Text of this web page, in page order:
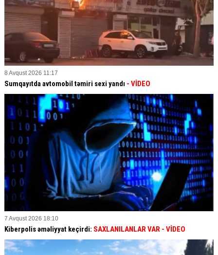
8 Avqust 2026 11:17
Sumqayıtda avtomobil təmiri sexi yandı - VİDEO
7 Avqust 2026 18:10
Kiberpolis əməliyyat keçirdi: SAXLANILANLAR VAR - VİDEO